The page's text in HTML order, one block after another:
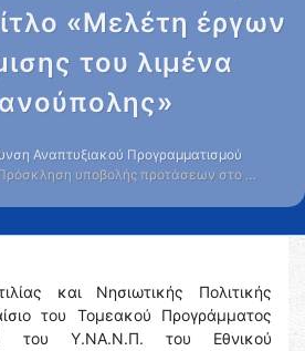
«Μελέτη έργων
του λιμένα
Αναπτυξιακού Προγραμματισμού
υποβολής προτάσεων στο …
και Νησιωτικής Πολιτικής
του Τομεακού Προγράμματος
του Υ.ΝΑ.Ν.Π. του Εθνικού